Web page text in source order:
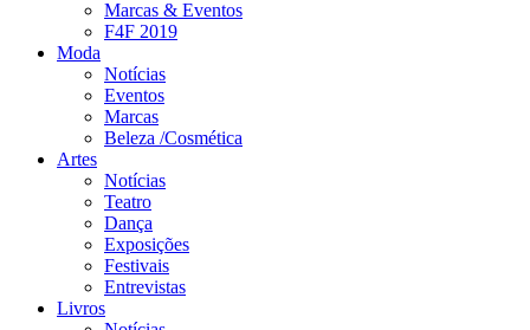
Marcas & Eventos
F4F 2019
Moda
Notícias
Eventos
Marcas
Beleza /Cosmética
Artes
Notícias
Teatro
Dança
Exposições
Festivais
Entrevistas
Livros